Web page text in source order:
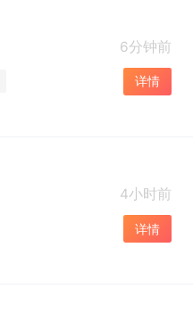
6分钟前
详情
4小时前
详情